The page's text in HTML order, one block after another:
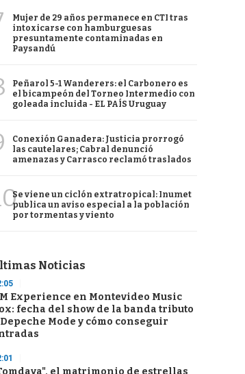
Mujer de 29 años permanece en CTI tras
intoxicarse con hamburguesas
presuntamente contaminadas en
Paysandú
Peñarol 5-1 Wanderers: el Carbonero es
el bicampeón del Torneo Intermedio con
goleada incluida - EL PAÍS Uruguay
Conexión Ganadera: Justicia prorrogó
las cautelares; Cabral denunció
amenazas y Carrasco reclamó traslados
Se viene un ciclón extratropical: Inumet
publica un aviso especial a la población
por tormentas y viento
Noticias
Experience en Montevideo Music
fecha del show de la banda tributo
Mode y cómo conseguir
el matrimonio de estrellas